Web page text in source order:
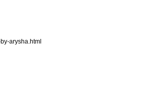
arysha.html